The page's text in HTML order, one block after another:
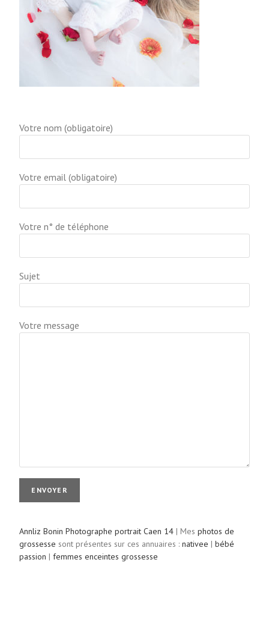
Votre nom (obligatoire)
Votre email (obligatoire)
Votre n° de téléphone
Sujet
Votre message
Annliz Bonin Photographe portrait Caen 14 | Mesphotos de
grossesse sont présentes sur ces annuaires :nativee |bébé
passion |femmes enceintes grossesse